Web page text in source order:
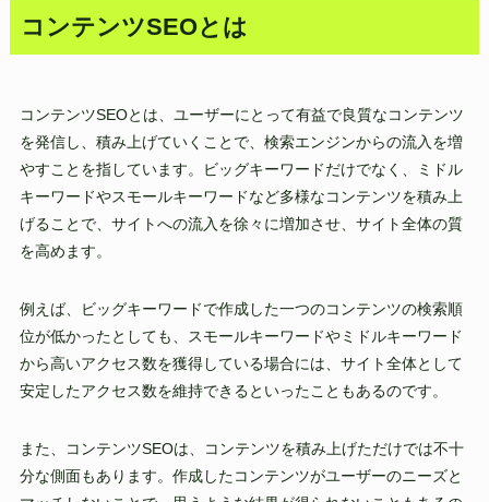
コンテンツSEOとは
コンテンツSEOとは、ユーザーにとって有益で良質なコンテンツ
を発信し、積み上げていくことで、検索エンジンからの流入を増
やすことを指しています。ビッグキーワードだけでなく、ミドル
キーワードやスモールキーワードなど多様なコンテンツを積み上
げることで、サイトへの流入を徐々に増加させ、サイト全体の質
を高めます。
例えば、ビッグキーワードで作成した一つのコンテンツの検索順
位が低かったとしても、スモールキーワードやミドルキーワード
から高いアクセス数を獲得している場合には、サイト全体として
安定したアクセス数を維持できるといったこともあるのです。
また、コンテンツSEOは、コンテンツを積み上げただけでは不十
分な側面もあります。作成したコンテンツがユーザーのニーズと